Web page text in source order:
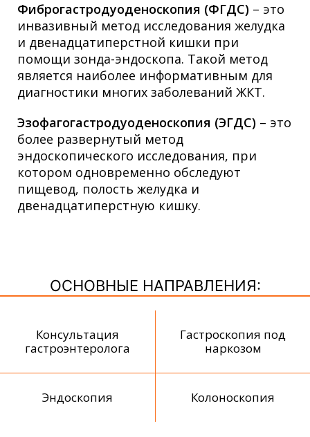
Фиброгастродуоденоскопия (ФГДС) – это
инвазивный метод исследования желудка
и двенадцатиперстной кишки при
помощи зонда-эндоскопа. Такой метод
является наиболее информативным для
диагностики многих заболеваний ЖКТ.
Эзофагогастродуоденоскопия (ЭГДС) – это
более развернутый метод
эндоскопического исследования, при
котором одновременно обследуют
пищевод, полость желудка и
двенадцатиперстную кишку.
ОСНОВНЫЕ НАПРАВЛЕНИЯ:
Консультация
гастроэнтеролога
Гастроскопия под
наркозом
Эндоскопия Колоноскопия